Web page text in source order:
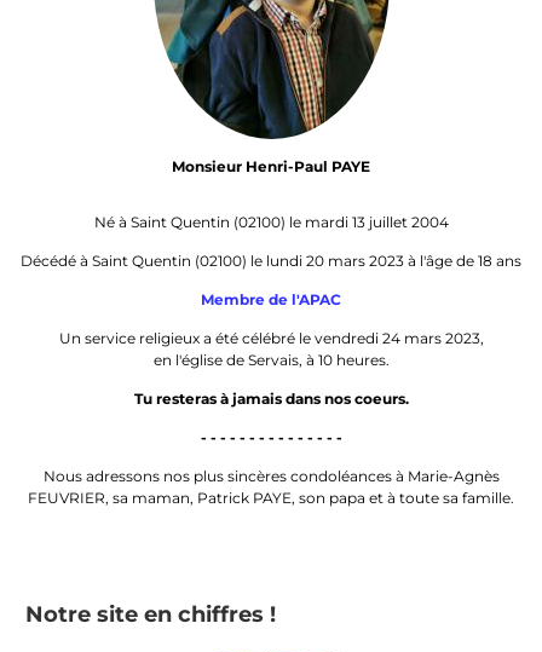
Monsieur Henri-Paul PAYE
Né à Saint Quentin (02100) le mardi 13 juillet 2004
Décédé à Saint Quentin (02100) le lundi 20 mars 2023 à l'âge de 18 ans
Membre de l'APAC
Un service religieux a été célébré le vendredi 24 mars 2023,
en l'église de Servais, à 10 heures.
Tu resteras à jamais dans nos coeurs.
- - - - - - - - - - - - - - -
Nous adressons nos plus sincères condoléances à Marie-Agnès
FEUVRIER, sa maman, Patrick PAYE, son papa et à toute sa famille.
Notre site en chiffres !